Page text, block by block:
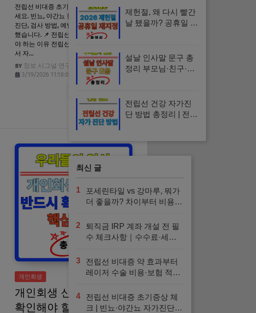
전립선 비대증 초기증상을 빠르게 확인하
세요. 빈뇨, 야간뇨 등 소변 변화부터 자가
진단, 검사 방법, 예방 관리까지 쉽게 정리
했습니다. 📌 전립선 비대증, 초기에 알아
야 하는 이유 전립선 비대증은 나이가 들면
서 자…
정보 시그널 연구소
3/19/2026 11:18:00 오전
개인회생
개인회생 신청 전 반드시
확인해야 할 핵심 정보 |
제헌절, 왜 다시 빨간
날 됐을까? 공휴일 재
설날 인사말 문구 총
정리 부모님·친구·직
새해 인사말, 가족 인
사, 직장 인사
전립선 건강 자가진
단 방법 총정리 | 전립
정상수치·배뇨장애
검사 안내
최신 글
1
포세린타일 vs 강마루, 뭐가
더 좋을까? 차이부터 비용까
2
퇴직금 IRP 계좌 개설 전 필
수 체크사항｜수수료·세액
법 정리
3
전립선 비대증 약 효과부터
레이저 수술 비용·보험 적용·
4
전립선 비대증 초기증상 체
크 | 빈뇨·야간뇨 자가진단과